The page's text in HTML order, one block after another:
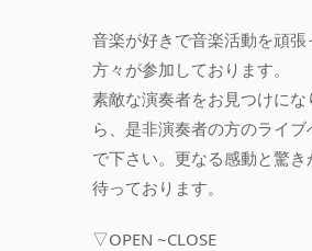
音楽が好きで音楽活動を頑張
方々が参加しております。
素敵な演奏者をお見つけにな
ら、是非演奏者の方のライブ
で下さい。更なる感動と驚き
待っております。
▽OPEN ~CLOSE